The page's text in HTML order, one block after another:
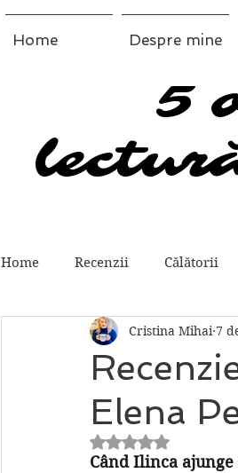
Home Despre mine
5
5
Home Recenzii Călătorii
Elena
Cristina Mihai 7
Evaluat(ă) cu NaN
Când Ilinca